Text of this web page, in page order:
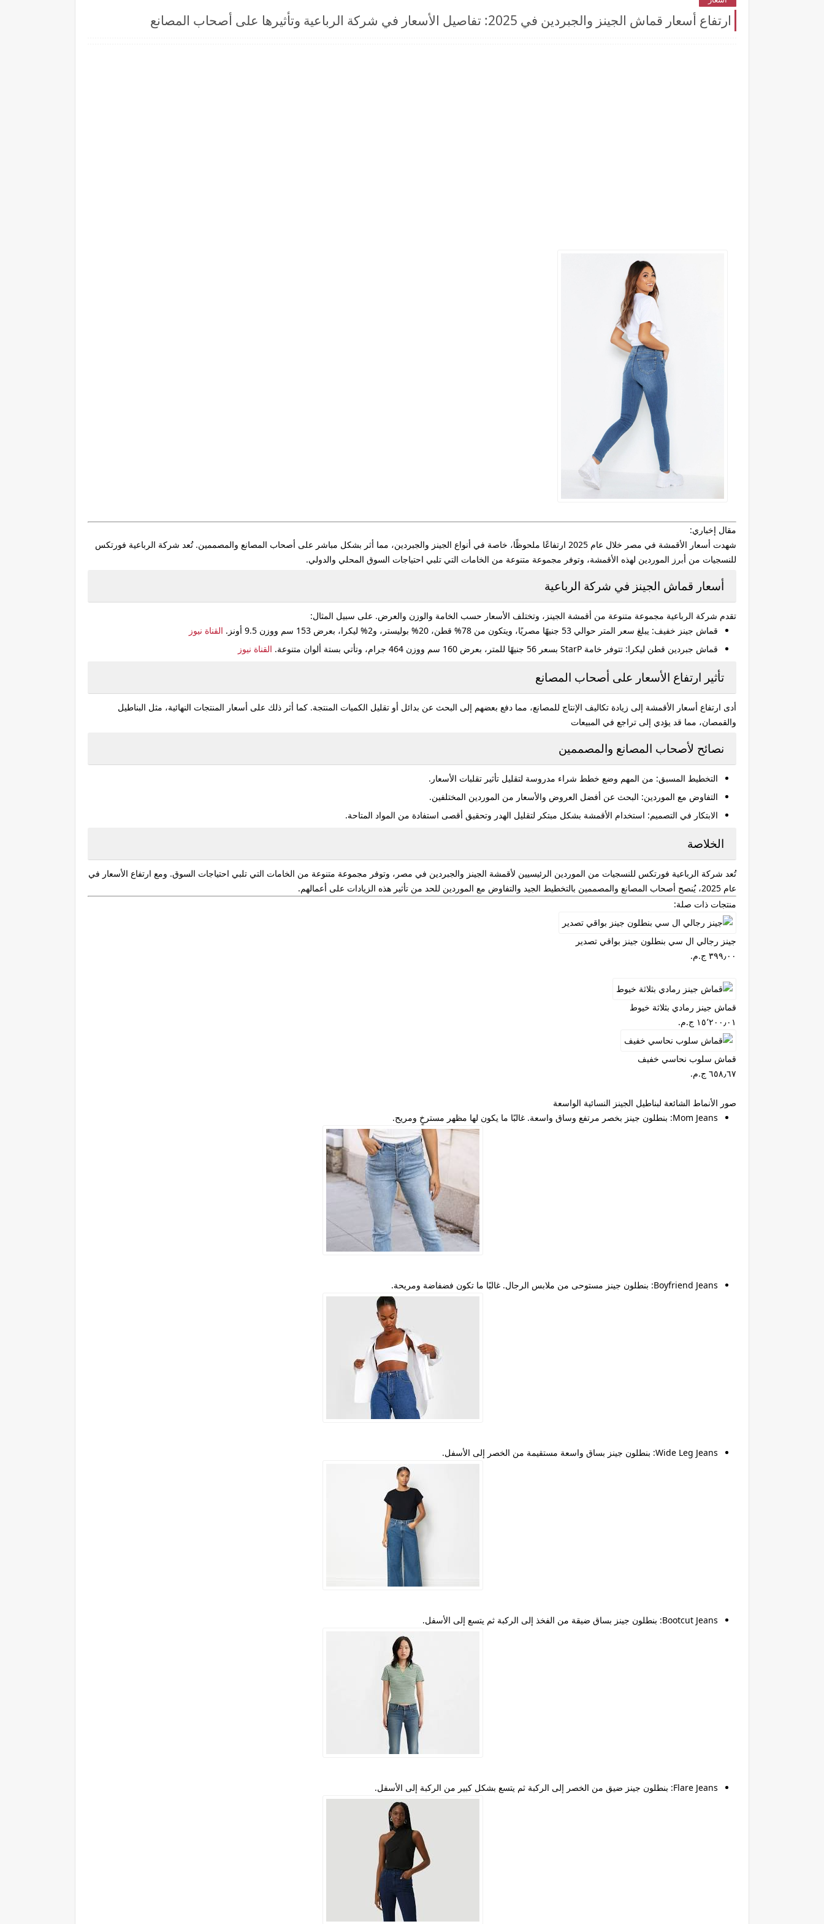
ارتفاع أسعار قماش الجينز والجبردين في 2025: تفاصيل الأسعار في شركة الرباعية وتأثيرها على أصحاب المصانع
مقال إخباري:
شهدت أسعار الأقمشة في مصر خلال عام 2025 ارتفاعًا ملحوظًا، خاصة في أنواع الجينز والجبردين، مما أثر بشكل مباشر على أصحاب المصانع والمصممين. تُعد شركة الرباعية فورتكس
للنسجيات من أبرز الموردين لهذه الأقمشة، وتوفر مجموعة متنوعة من الخامات التي تلبي احتياجات السوق المحلي والدولي.
أسعار قماش الجينز في شركة الرباعية
تقدم شركة الرباعية مجموعة متنوعة من أقمشة الجينز، وتختلف الأسعار حسب الخامة والوزن والعرض. على سبيل المثال:
قماش جينز خفيف: يبلغ سعر المتر حوالي 53 جنيهًا مصريًا، ويتكون من 78% قطن، 20% بوليستر، و2% ليكرا، بعرض 153 سم ووزن 9.5 أونز.
القناة نيوز
قماش جبردين قطن ليكرا: تتوفر خامة StarP بسعر 56 جنيهًا للمتر، بعرض 160 سم ووزن 464 جرام، وتأتي بستة ألوان متنوعة. القناة نيوز
تأثير ارتفاع الأسعار على أصحاب المصانع
أدى ارتفاع أسعار الأقمشة إلى زيادة تكاليف الإنتاج للمصانع، مما دفع بعضهم إلى البحث عن بدائل أو تقليل الكميات المنتجة. كما أثر ذلك على أسعار المنتجات النهائية، مثل البناطيل
والقمصان، مما قد يؤدي إلى تراجع في المبيعات
نصائح لأصحاب المصانع والمصممين
التخطيط المسبق: من المهم وضع خطط شراء مدروسة لتقليل تأثير تقلبات الأسعار.
التفاوض مع الموردين: البحث عن أفضل العروض والأسعار من الموردين المختلفين.
الابتكار في التصميم: استخدام الأقمشة بشكل مبتكر لتقليل الهدر وتحقيق أقصى استفادة من المواد المتاحة.
الخلاصة
تُعد شركة الرباعية فورتكس للنسجيات من الموردين الرئيسيين لأقمشة الجينز والجبردين في مصر، وتوفر مجموعة متنوعة من الخامات التي تلبي احتياجات السوق. ومع ارتفاع الأسعار في
عام 2025، يُنصح أصحاب المصانع والمصممين بالتخطيط الجيد والتفاوض مع الموردين للحد من تأثير هذه الزيادات على أعمالهم.
منتجات ذات صلة:
جينز رجالي ال سي بنطلون جينز بواقي تصدير
قماش جينز رمادي بثلاثة خيوط
قماش سلوب نحاسي خفيف
صور الأنماط الشائعة لبناطيل الجينز النسائية الواسعة
Mom Jeans: بنطلون جينز بخصر مرتفع وساق واسعة. غالبًا ما يكون لها مظهر مسترخٍ ومريح.
Boyfriend Jeans: بنطلون جينز مستوحى من ملابس الرجال. غالبًا ما تكون فضفاضة ومريحة.
Wide Leg Jeans: بنطلون جينز بساق واسعة مستقيمة من الخصر إلى الأسفل.
Bootcut Jeans: بنطلون جينز بساق ضيقة من الفخذ إلى الركبة ثم يتسع إلى الأسفل.
Flare Jeans: بنطلون جينز ضيق من الخصر إلى الركبة ثم يتسع بشكل كبير من الركبة إلى الأسفل.